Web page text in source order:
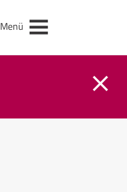
Menü